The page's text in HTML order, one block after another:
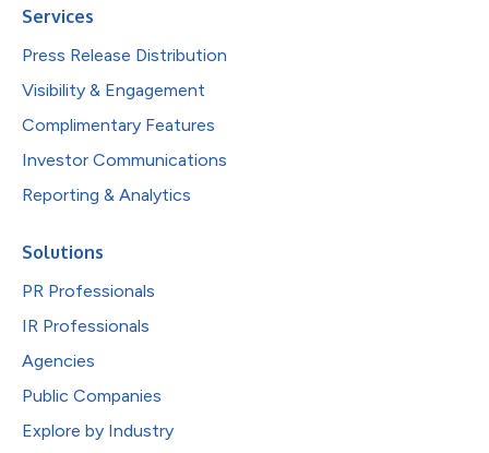
Services
Press Release Distribution
Visibility & Engagement
Complimentary Features
Investor Communications
Reporting & Analytics
Solutions
PR Professionals
IR Professionals
Agencies
Public Companies
Explore by Industry